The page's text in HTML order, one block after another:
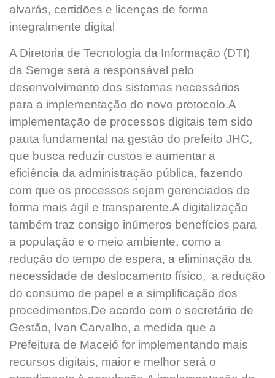
alvarás, certidões e licenças de forma
integralmente digital
A Diretoria de Tecnologia da Informação (DTI)
da Semge será a responsável pelo
desenvolvimento dos sistemas necessários
para a implementação do novo protocolo.A
implementação de processos digitais tem sido
pauta fundamental na gestão do prefeito JHC,
que busca reduzir custos e aumentar a
eficiência da administração pública, fazendo
com que os processos sejam gerenciados de
forma mais ágil e transparente.A digitalização
também traz consigo inúmeros benefícios para
a população e o meio ambiente, como a
redução do tempo de espera, a eliminação da
necessidade de deslocamento físico, a redução
do consumo de papel e a simplificação dos
procedimentos.De acordo com o secretário de
Gestão, Ivan Carvalho, a medida que a
Prefeitura de Maceió for implementando mais
recursos digitais, maior e melhor será o